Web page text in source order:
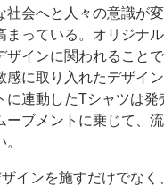
会へと人々の意識が
っている。オリジナ
インに関われること
に取り入れたデザイ
連動したTシャツは
ブメントに乗じて、
インを施すだけでな